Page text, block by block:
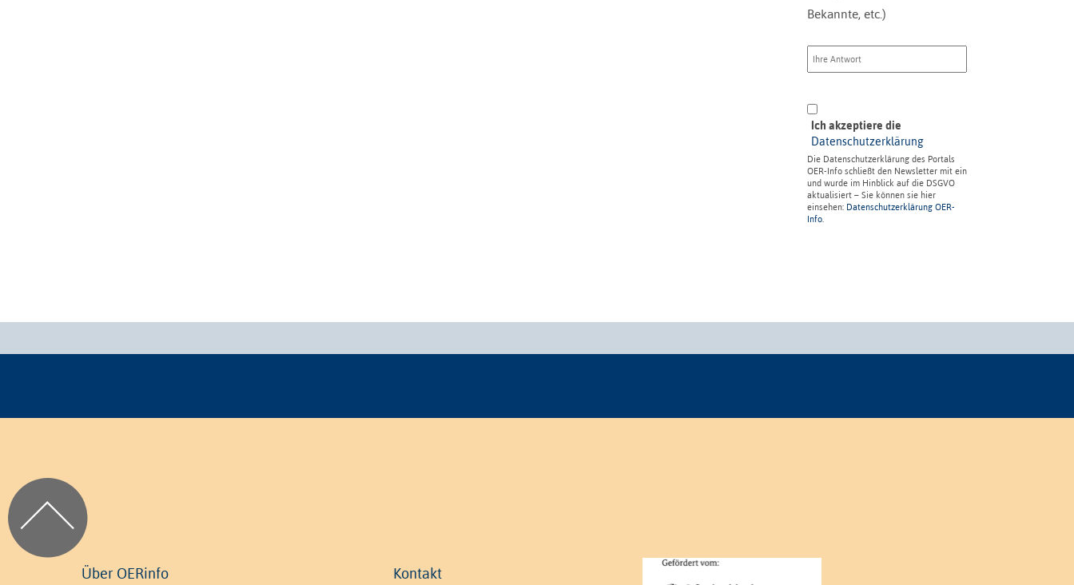
Bekannte, etc.)
Ich akzeptiere die
Datenschutzerklärung
Die Datenschutzerklärung des Portals
OER-Info schließt den Newsletter mit ein
und wurde im Hinblick auf die DSGVO
aktualisiert – Sie können sie hier
einsehen: Datenschutzerklärung OER-
Info.
Über OERinfo Kontakt